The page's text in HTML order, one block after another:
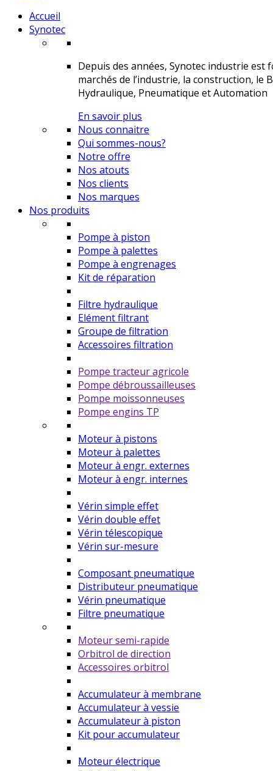
Accueil
Synotec
Depuis des années, Synotec industrie
marchés de l’industrie, la construction, le
Hydraulique, Pneumatique et Automation
En savoir plus
Nous connaitre
Qui sommes-nous?
Notre offre
Nos atouts
Nos clients
Nos marques
Nos produits
Pompe à piston
Pompe à palettes
Pompe à engrenages
Kit de réparation
Filtre hydraulique
Elément filtrant
Groupe de filtration
Accessoires filtration
Pompe tracteur agricole
Pompe débroussailleuses
Pompe moissonneuses
Pompe engins TP
Moteur à pistons
Moteur à palettes
Moteur à engr. externes
Moteur à engr. internes
Vérin simple effet
Vérin double effet
Vérin télescopique
Vérin sur-mesure
Composant pneumatique
Distributeur pneumatique
Vérin pneumatique
Filtre pneumatique
Moteur semi-rapide
Orbitrol de direction
Accessoires orbitrol
Accumulateur à membrane
Accumulateur à vessie
Accumulateur à piston
Kit pour accumulateur
Moteur électrique